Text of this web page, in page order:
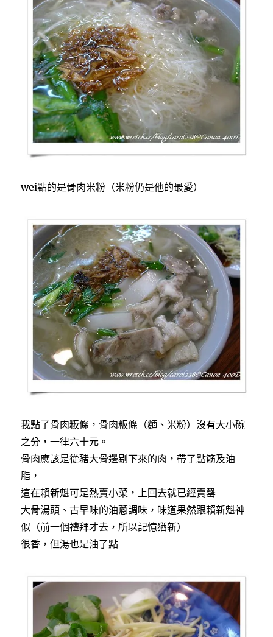
wei點的是骨肉米粉（米粉仍是他的最愛）
我點了骨肉粄條，骨肉粄條（麵、米粉）沒有大小碗
之分，一律六十元。
骨肉應該是從豬大骨邊剔下來的肉，帶了點筋及油
脂，
這在賴新魁可是熱賣小菜，上回去就已經賣罄
大骨湯頭、古早味的油蔥調味，味道果然跟賴新魁神
似（前一個禮拜才去，所以記憶猶新）
很香，但湯也是油了點